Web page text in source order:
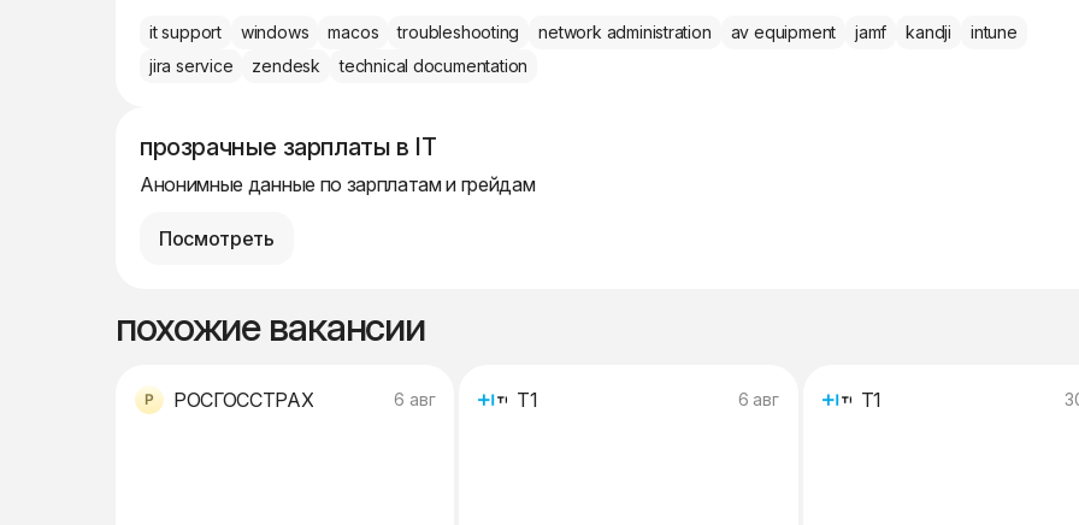
it support windows macos troubleshooting network administration av equipment jamf kandji
intune
jira service
zendesk technical documentation
прозрачные зарплаты в IT
Анонимные данные по зарплатам и грейдам
Посмотреть
похожие вакансии
РОСГОССТРАХ 6 авг Т1 6 авг Т1